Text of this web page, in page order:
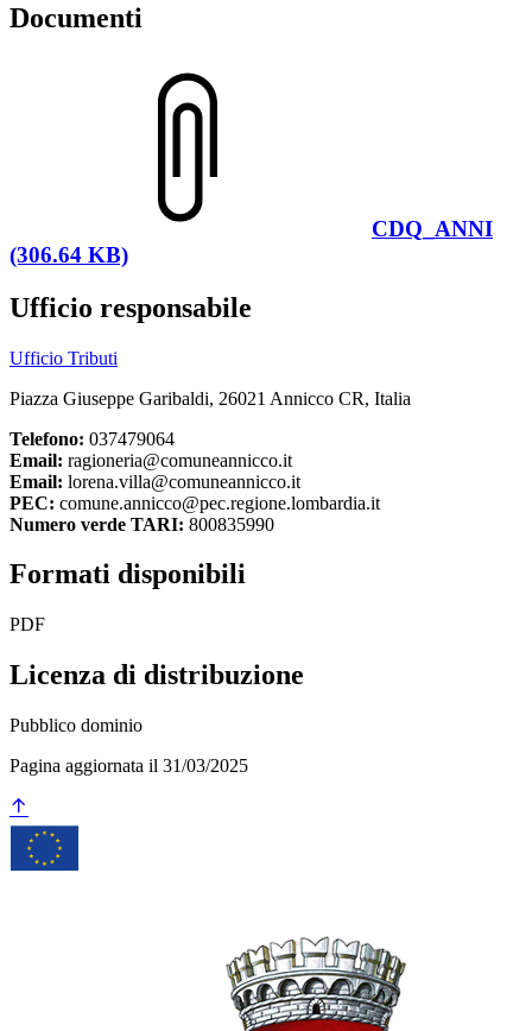
Documenti
CDQ_ANNI
(306.64 KB)
Ufficio responsabile
Ufficio Tributi
Piazza Giuseppe Garibaldi, 26021 Annicco CR, Italia
Telefono: 037479064
Email: ragioneria@comuneannicco.it
Email: lorena.villa@comuneannicco.it
PEC: comune.annicco@pec.regione.lombardia.it
Numero verde TARI: 800835990
Formati disponibili
PDF
Licenza di distribuzione
Pubblico dominio
Pagina aggiornata il 31/03/2025